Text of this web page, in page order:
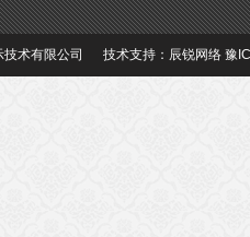
技术有限公司 技术支持： 辰锐网络 豫